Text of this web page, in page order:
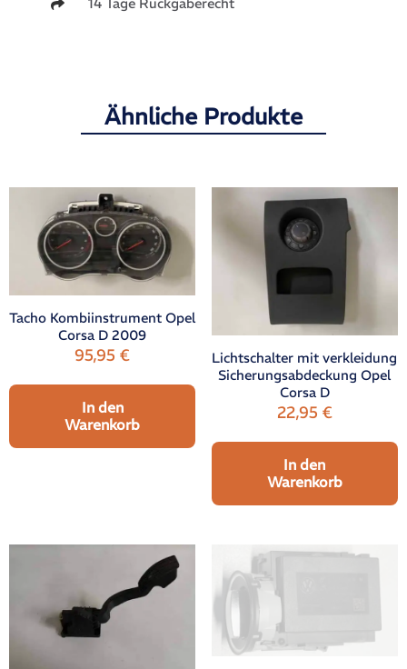
Ähnliche Produkte
Tacho Kombiinstrument Opel
Corsa D 2009
95,95€
In den
Warenkorb
Lichtschalter mit verkleidung
Sicherungsabdeckung Opel
Corsa D
22,95 €
In den
Warenkorb